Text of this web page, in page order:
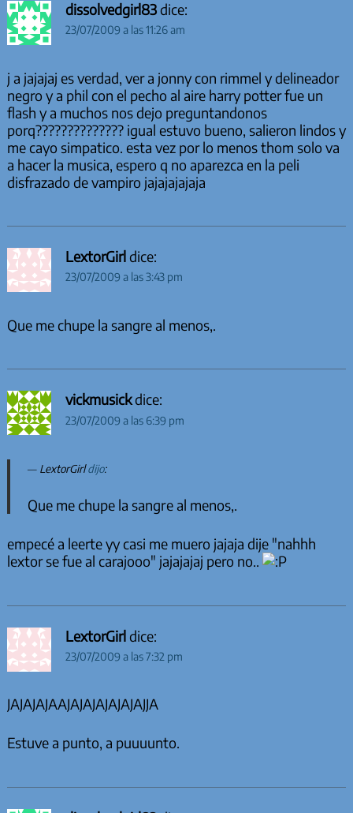
dissolvedgirl83dice:
23/07/2009 a las 11:26 am
j a jajajaj es verdad, ver a jonny con rimmel y delineador
negro y a phil con el pecho al aire harry potter fue un
flash y a muchos nos dejo preguntandonos
porq?????????????? igual estuvo bueno, salieron lindos y
me cayo simpatico. esta vez por lo menos thom solo va
a hacer la musica, espero q no aparezca en la peli
disfrazado de vampiro jajajajajaja
LextorGirl dice:
23/07/2009 a las 3:43 pm
Que me chupe la sangre al menos,.
vickmusickdice:
23/07/2009 a las 6:39 pm
LextorGirldijo:
Que me chupe la sangre al menos,.
empecé a leerte yy casi me muero jajaja dije "nahhh
lextor se fue al carajooo" jajajajaj pero no..
LextorGirldice:
23/07/2009 a las 7:32 pm
JAJAJAJAAJAJAJAJAJAJAJJA
Estuve a punto, a puuuunto.